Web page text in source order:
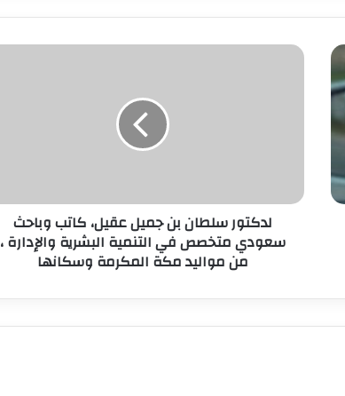
لدكتور سلطان بن جميل عقيل، كاتب وباحث
سعودي متخصص في التنمية البشرية والإدارة ،
من مواليد مكة المكرمة وسكانها